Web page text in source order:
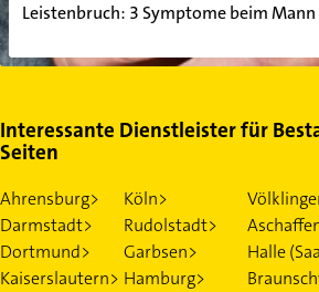
Leistenbruch: 3 Symptome beim Mann
Interessante Dienstleister für
Seiten
Ahrensburg> Köln>
Darmstadt>
Rudolstadt>
Dortmund>
Garbsen> Halle
Kaiserslautern> Hamburg>